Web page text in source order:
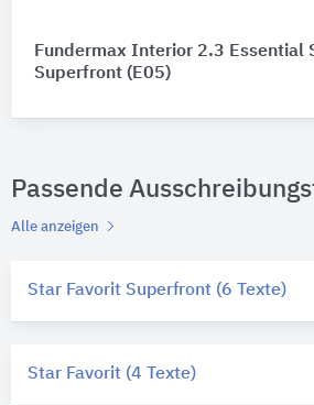
Fundermax Interior 2.3 Essential
Superfront (E05)
Passende
Alle anzeigen
Star Favorit Superfront (6 Texte)
Star Favorit (4 Texte)